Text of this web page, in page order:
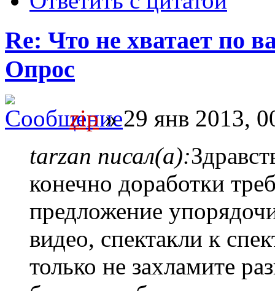
Re: Что не хватает по
Опрос
zip» 29 янв 2013,
tarzan писал(а):
конечно доработки
предложение
видео, спектакли к
только не захламите